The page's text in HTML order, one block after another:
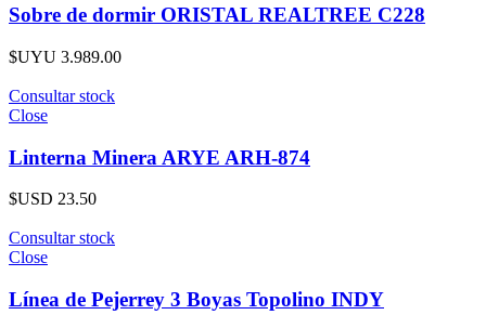
Sobre de dormir ORISTAL REALTREE C228
$UYU 3.989.00
Consultar stock
Close
Linterna Minera ARYE ARH-874
$USD 23.50
Consultar stock
Close
Línea de Pejerrey 3 Boyas Topolino INDY